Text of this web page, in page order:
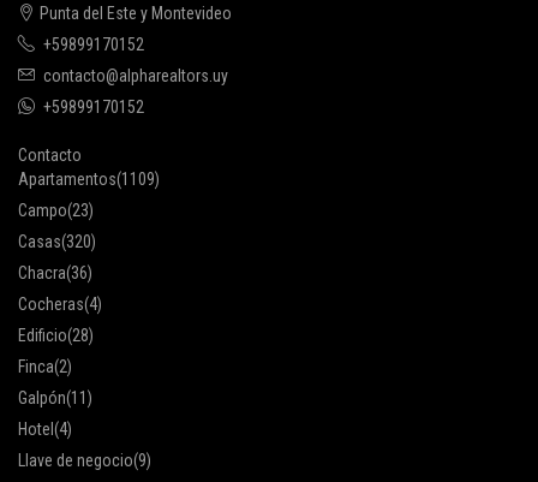
Punta del Este y Montevideo
+59899170152
contacto@alpharealtors.uy
+59899170152
Contacto
Apartamentos(1109)
Campo(23)
Casas(320)
Chacra(36)
Cocheras(4)
Edificio(28)
Finca(2)
Galpón(11)
Hotel (4)
Llave de negocio(9)